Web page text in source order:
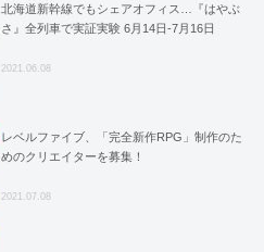
北海道新幹線でもシェアオフィス…『はやぶ
さ』全列車で実証実験 6月14日-7月16日
2021.06.08
レベルファイブ、「完全新作RPG」制作のた
めのクリエイターを募集！
2021.07.08